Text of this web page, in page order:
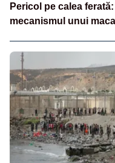
Pericol pe calea
mecanismul unui